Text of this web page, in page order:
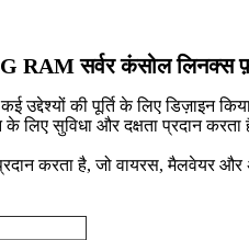
RAM सर्वर कंसोल लिनक्स
की पूर्ति के लिए डिज़ाइन
लिए सुविधा और दक्षता प्रदान करता
करता है, जो वायरस, मैलवेयर